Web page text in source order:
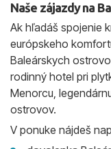
Naše zájazdy na
Ak hľadáš spojenie
európskeho
Baleárskych
rodinný hotel pri
Menorcu,
ostrovov.
V ponuke nájdeš